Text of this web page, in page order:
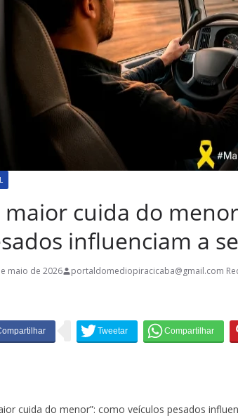
maior cuida do
influenciam a
maio de 2026 portaldomediopiracicaba@gmail.com
cuida do menor”: como veículos pesados